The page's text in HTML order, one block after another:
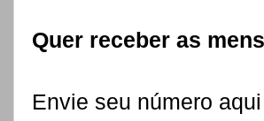
Quer receber as
Envie seu número